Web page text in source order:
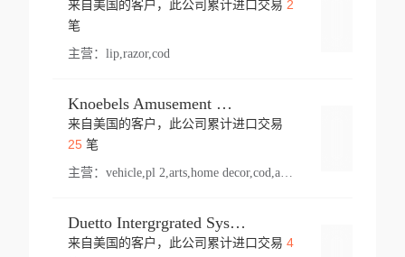
来自美国的客户，此公司累计进口交易 2
笔
主营： lip,razor,cod
Knoebels Amusement Resort
来自美国的客户，此公司累计进口交易
25笔
主营： vehicle,pl 2,arts,home decor,cod,amusement ride,sea
Duetto Intergrgrated Systems Inc.
来自美国的客户，此公司累计进口交易 4